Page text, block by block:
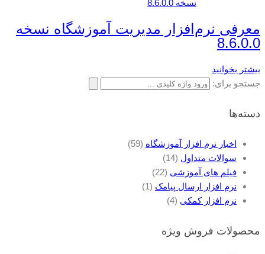
معرفی نرم‌افزار مدیریت آموزشگاه نسخه
8.6.0.0
بیشتر بخوانید
جستجو برای:
دسته‌ها
اخبار نرم افزار آموزشگاه (59)
سوالات متداول (14)
فیلم های آموزشی (22)
نرم افزار ارسال پیامک (1)
نرم افزار کمکی (4)
محصولات فروش ویژه